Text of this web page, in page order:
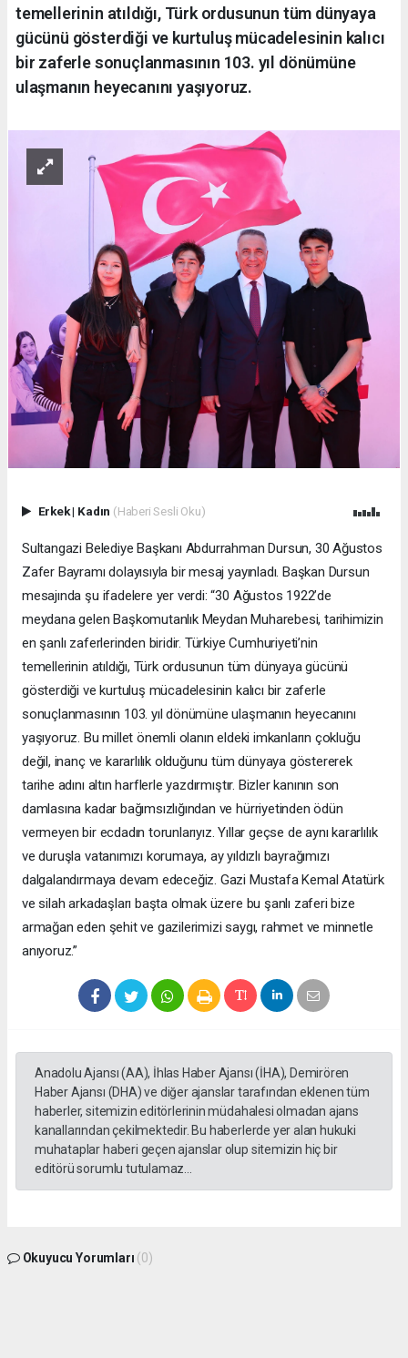
temellerinin atıldığı, Türk ordusunun tüm dünyaya
gücünü gösterdiği ve kurtuluş mücadelesinin kalıcı
bir zaferle sonuçlanmasının 103. yıl dönümüne
ulaşmanın heyecanını yaşıyoruz.
Erkek| Kadın (Haberi Sesli Oku)
Sultangazi Belediye Başkanı Abdurrahman Dursun, 30 Ağustos
Zafer Bayramı dolayısıyla bir mesaj yayınladı. Başkan Dursun
mesajında şu ifadelere yer verdi: “30 Ağustos 1922’de
meydana gelen Başkomutanlık Meydan Muharebesi, tarihimizin
en şanlı zaferlerinden biridir. Türkiye Cumhuriyeti’nin
temellerinin atıldığı, Türk ordusunun tüm dünyaya gücünü
gösterdiği ve kurtuluş mücadelesinin kalıcı bir zaferle
sonuçlanmasının 103. yıl dönümüne ulaşmanın heyecanını
yaşıyoruz. Bu millet önemli olanın eldeki imkanların çokluğu
değil, inanç ve kararlılık olduğunu tüm dünyaya göstererek
tarihe adını altın harflerle yazdırmıştır. Bizler kanının son
damlasına kadar bağımsızlığından ve hürriyetinden ödün
vermeyen bir ecdadın torunlarıyız. Yıllar geçse de aynı kararlılık
ve duruşla vatanımızı korumaya, ay yıldızlı bayrağımızı
dalgalandırmaya devam edeceğiz. Gazi Mustafa Kemal Atatürk
ve silah arkadaşları başta olmak üzere bu şanlı zaferi bize
armağan eden şehit ve gazilerimizi saygı, rahmet ve minnetle
anıyoruz.”
Anadolu Ajansı (AA), İhlas Haber Ajansı (İHA), Demirören
Haber Ajansı (DHA) ve diğer ajanslar tarafından eklenen tüm
haberler, sitemizin editörlerinin müdahalesi olmadan ajans
kanallarından çekilmektedir. Bu haberlerde yer alan hukuki
muhataplar haberi geçen ajanslar olup sitemizin hiç bir
editörü sorumlu tutulamaz...
Okuyucu Yorumları (0)